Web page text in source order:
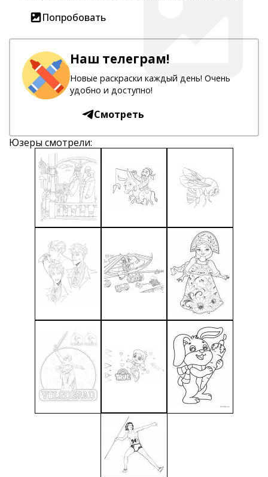
Попробовать
Наш телеграм!
Новые раскраски каждый день! Очень
удобно и доступно!
Смотреть
Юзеры смотрели: